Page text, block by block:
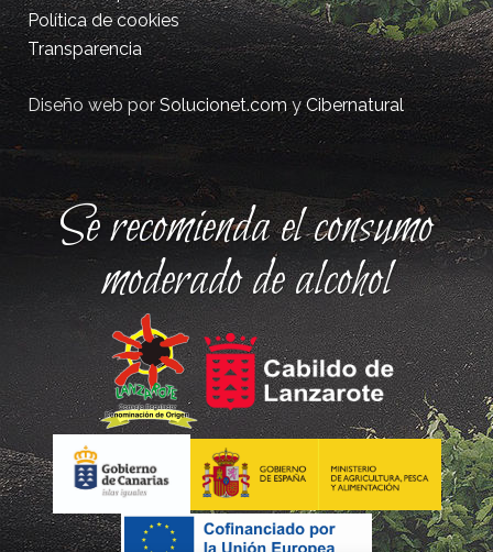
Política de cookies
Transparencia
Diseño web porSolucionet.comyCibernatural
Se recomienda el consumo
moderado de alcohol